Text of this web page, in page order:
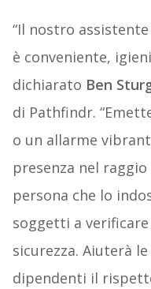
“Il nostro
è conveniente,
dichiarato Ben
di Pathfindr.
o un allarme
presenza nel
persona che lo
soggetti a
sicurezza. Aiuterà
dipendenti il